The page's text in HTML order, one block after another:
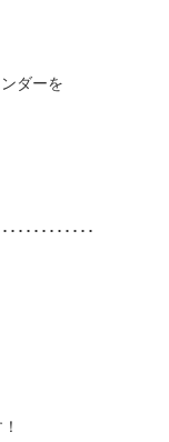
ダーを
･･･････････